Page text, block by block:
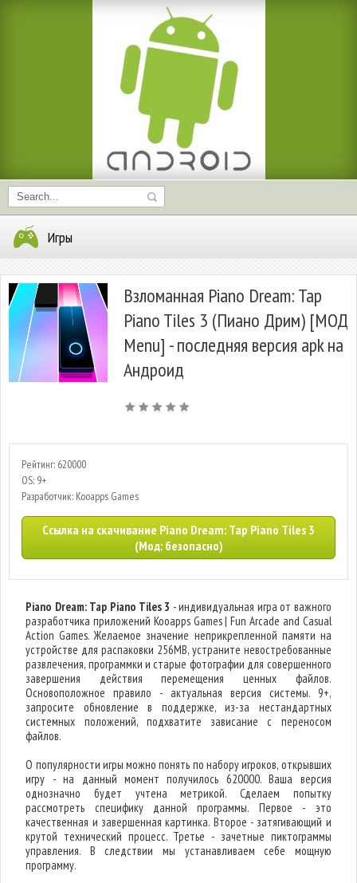
Игры
Взломанная Piano Dream: Tap
Piano Tiles 3 (Пиано Дрим) [МОД
Menu] - последняя версия apk на
Андроид
Рейтинг: 620000
OS: 9+
Разработчик: Kooapps Games
Ссылка на скачивание Piano Dream: Tap Piano Tiles 3
(Мод: безопасно)
Piano Dream: Tap Piano Tiles 3 - индивидуальная игра от важного
разработчика приложений Kooapps Games | Fun Arcade and Casual
Action Games. Желаемое значение неприкрепленной памяти на
устройстве для распаковки 256MB, устраните невостребованные
развлечения, программки и старые фотографии для совершенного
завершения действия перемещения ценных файлов.
Основоположное правило - актуальная версия системы. 9+,
запросите обновление в поддержке, из-за нестандартных
системных положений, подхватите зависание с переносом
файлов.
О популярности игры можно понять по набору игроков, открывших
игру - на данный момент получилось 620000. Ваша версия
однозначно будет учтена метрикой. Сделаем попытку
рассмотреть специфику данной программы. Первое - это
качественная и завершенная картинка. Второе - затягивающий и
крутой технический процесс. Третье - зачетные пиктограммы
управления. В следствии мы устанавливаем себе мощную
программу.